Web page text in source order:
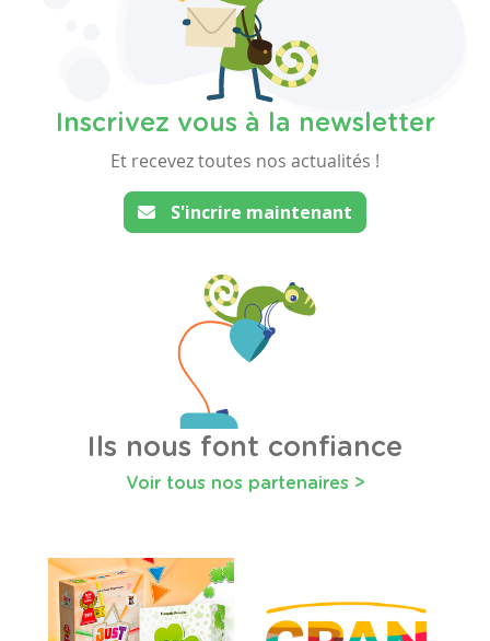
Inscrivez vous à la newsletter
Et recevez toutes nos actualités !
S'incrire maintenant
Ils nous font confiance
Voir tous nos partenaires >